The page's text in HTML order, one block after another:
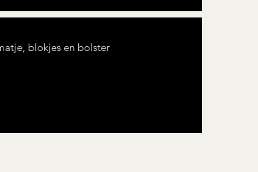
blokjes en bolster